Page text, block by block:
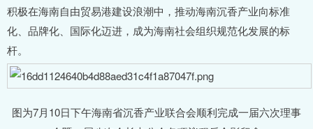
积极在海南自由贸易港建设浪潮中，推动海南沉香产业向标准
化、品牌化、国际化迈进，成为海南社会组织规范化发展的标
杆。
图为7月10日下午海南省沉香产业联合会顺利完成一届六次理事